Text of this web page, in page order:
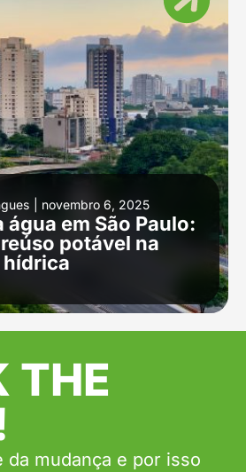
novembro 6, 2025
água em São Paulo:
potável na
THE
da mudança e por isso